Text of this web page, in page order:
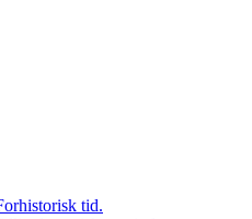
tid.